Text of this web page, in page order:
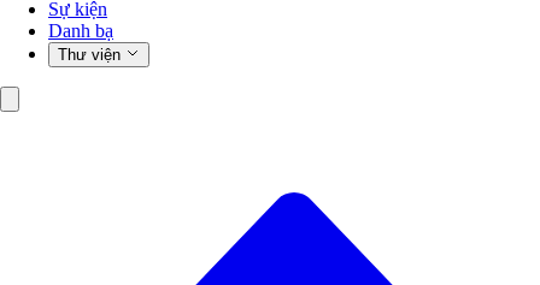
Sự kiện
Danh bạ
Thư viện